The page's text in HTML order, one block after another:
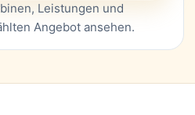
Leistungen und
Angebot ansehen.